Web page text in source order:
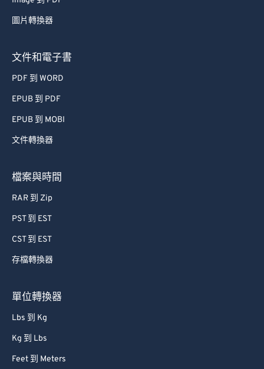
圖片轉換器
文件和電子書
PDF 到 WORD
EPUB 到 PDF
EPUB 到 MOBI
文件轉換器
檔案與時間
RAR 到 Zip
PST 到 EST
CST 到 EST
存檔轉換器
單位轉換器
Lbs 到 Kg
Kg 到 Lbs
Feet 到 Meters